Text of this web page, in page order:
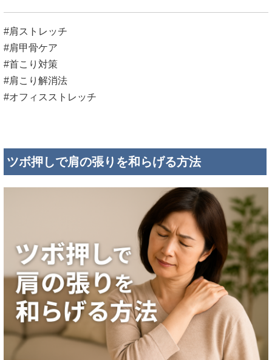
#肩ストレッチ
#肩甲骨ケア
#首こり対策
#肩こり解消法
#オフィスストレッチ
ツボ押しで肩の張りを和らげる方法